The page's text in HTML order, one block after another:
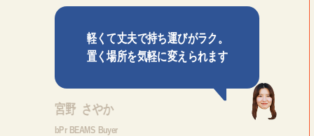
軽くて丈夫で持ち運びがラク。
置く場所を気軽に変えられます
宮野 さやか
bPr BEAMS Buyer